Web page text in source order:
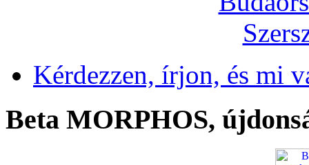
Kérdezzen, írjon, és mi
Beta MORPHOS,